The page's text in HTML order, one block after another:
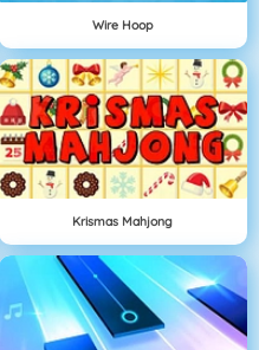
Wire Hoop
Krismas Mahjong